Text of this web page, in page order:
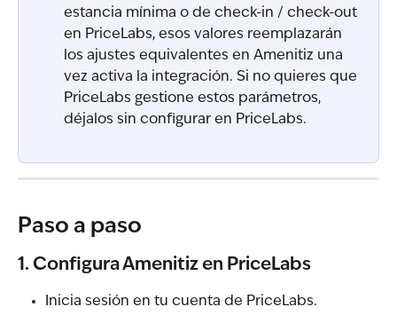
estancia mínima o de check-in / check-out
en PriceLabs, esos valores reemplazarán
los ajustes equivalentes en Amenitiz una
vez activa la integración. Si no quieres que
PriceLabs gestione estos parámetros,
déjalos sin configurar en PriceLabs.
Paso a paso
1. Configura Amenitiz en PriceLabs
Inicia sesión en tu cuenta de PriceLabs.